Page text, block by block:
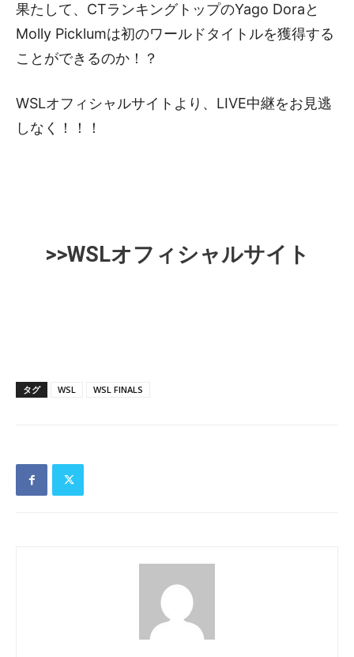
果たして、CTランキングトップのYago Doraと
Molly Picklumは初のワールドタイトルを獲得する
ことができるのか！？
WSLオフィシャルサイトより、LIVE中継をお見逃
しなく！！！
>>WSLオフィシャルサイト
タグ WSL WSL FINALS